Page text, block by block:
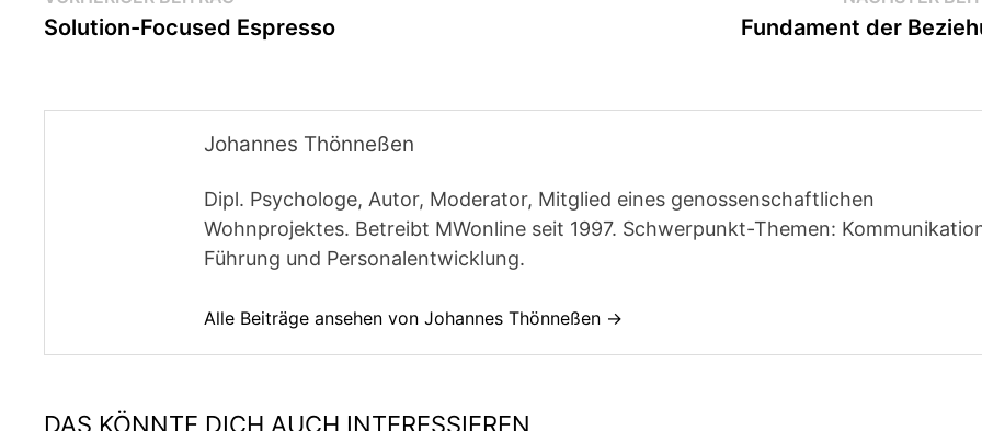
Beitrag:
Solution-Focused Espresso Fundament der
Johannes Thönneßen
Dipl. Psychologe, Autor, Moderator, Mitglied eines genossenschaftlichen
Wohnprojektes. Betreibt MWonline seit 1997. Schwerpunkt-Themen:
Führung und Personalentwicklung.
Alle Beiträge ansehen von Johannes Thönneßen →
DAS KÖNNTE DICH AUCH INTERESSIEREN